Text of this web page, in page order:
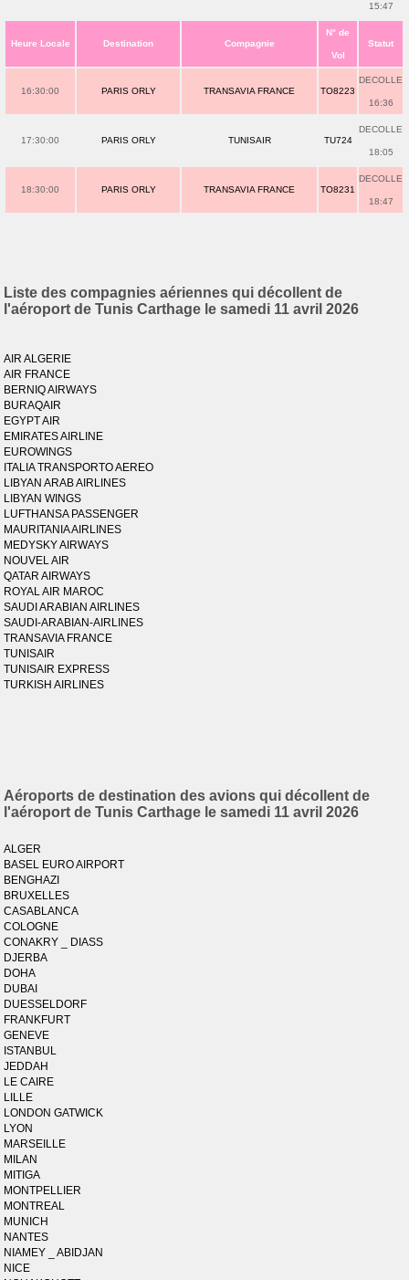
15:47
Heure Locale Destination Compagnie
N° de
Vol
Statut
16:30:00 PARIS ORLY TRANSAVIA FRANCE TO8223
DECOLLE
16:36
17:30:00 PARIS ORLY TUNISAIR TU724
DECOLLE
18:05
18:30:00 PARIS ORLY TRANSAVIA FRANCE TO8231
DECOLLE
18:47
Liste des compagnies aériennes qui décollent de
l'aéroport de Tunis Carthage le samedi 11 avril 2026
AIR ALGERIE
AIR FRANCE
BERNIQ AIRWAYS
BURAQAIR
EGYPT AIR
EMIRATES AIRLINE
EUROWINGS
ITALIA TRANSPORTO AEREO
LIBYAN ARAB AIRLINES
LIBYAN WINGS
LUFTHANSA PASSENGER
MAURITANIA AIRLINES
MEDYSKY AIRWAYS
NOUVEL AIR
QATAR AIRWAYS
ROYAL AIR MAROC
SAUDI ARABIAN AIRLINES
SAUDI-ARABIAN-AIRLINES
TRANSAVIA FRANCE
TUNISAIR
TUNISAIR EXPRESS
TURKISH AIRLINES
Aéroports de destination des avions qui décollent de
l'aéroport de Tunis Carthage le samedi 11 avril 2026
ALGER
BASEL EURO AIRPORT
BENGHAZI
BRUXELLES
CASABLANCA
COLOGNE
CONAKRY _ DIASS
DJERBA
DOHA
DUBAI
DUESSELDORF
FRANKFURT
GENEVE
ISTANBUL
JEDDAH
LE CAIRE
LILLE
LONDON GATWICK
LYON
MARSEILLE
MILAN
MITIGA
MONTPELLIER
MONTREAL
MUNICH
NANTES
NIAMEY _ ABIDJAN
NICE